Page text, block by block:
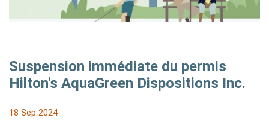
Suspension immédiate du permis
Hilton's AquaGreen Dispositions Inc.
18 Sep 2024